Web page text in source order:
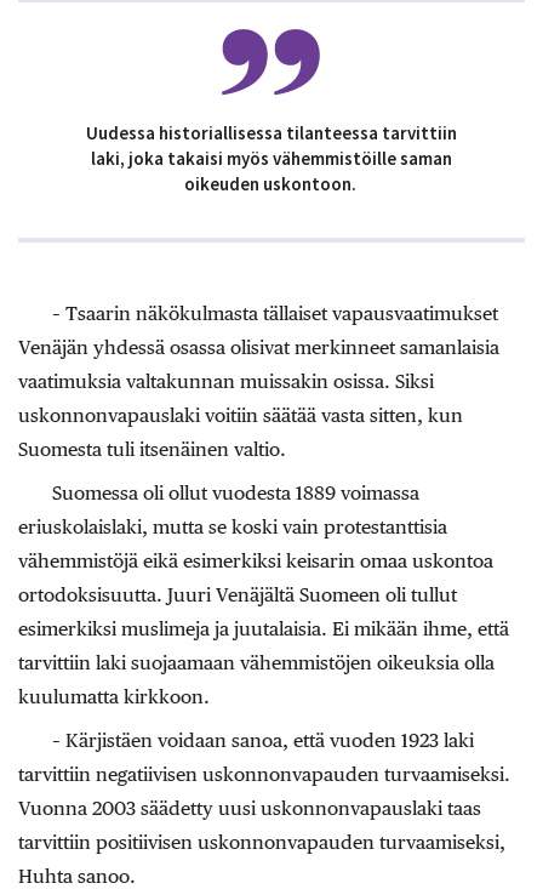
Uudessa historiallisessa tilanteessa tarvittiin
laki, joka takaisi myös vähemmistöille saman
oikeuden uskontoon.
– Tsaarin näkökulmasta tällaiset vapausvaatimukset
Venäjän yhdessä osassa olisivat merkinneet samanlaisia
vaatimuksia valtakunnan muissakin osissa. Siksi
uskonnonvapauslaki voitiin säätää vasta sitten, kun
Suomesta tuli itsenäinen valtio.
Suomessa oli ollut vuodesta 1889 voimassa
eriuskolaislaki, mutta se koski vain protestanttisia
vähemmistöjä eikä esimerkiksi keisarin omaa uskontoa
ortodoksisuutta. Juuri Venäjältä Suomeen oli tullut
esimerkiksi muslimeja ja juutalaisia. Ei mikään ihme, että
tarvittiin laki suojaamaan vähemmistöjen oikeuksia olla
kuulumatta kirkkoon.
– Kärjistäen voidaan sanoa, että vuoden 1923 laki
tarvittiin negatiivisen ­uskonnonvapauden turvaamiseksi.
Vuonna 2003 säädetty ­uusi uskonnonvapauslaki taas
tarvittiin positiivisen uskon­nonvapauden turvaamiseksi,
Huhta sanoo.